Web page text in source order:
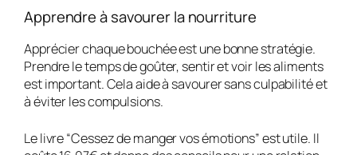
Apprendre à savourer la nourriture
Apprécier chaque bouchée est une bonne stratégie.
Prendre le temps de goûter, sentir et voir les aliments
est important. Cela aide à savourer sans culpabilitéet
à éviter les compulsions.
Le livre “Cessez de manger vos émotions” est utile. Il